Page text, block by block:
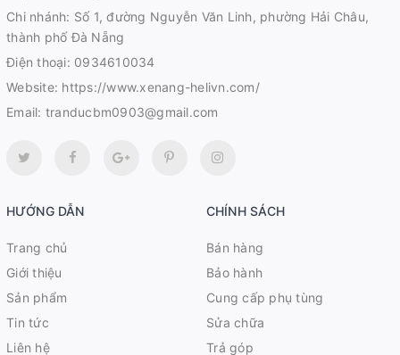
Chi nhánh: Số 1, đường Nguyễn Văn Linh, phường Hải Châu,
thành phố Đà Nẵng
Điện thoại: 0934610034
Website: https://www.xenang-helivn.com/
Email: tranducbm0903@gmail.com
HƯỚNG DẪN
Trang chủ
Giới thiệu
Sản phẩm
Tin tức
Liên hệ
CHÍNH SÁCH
Bán hàng
Bảo hành
Cung cấp phụ tùng
Sửa chữa
Trả góp